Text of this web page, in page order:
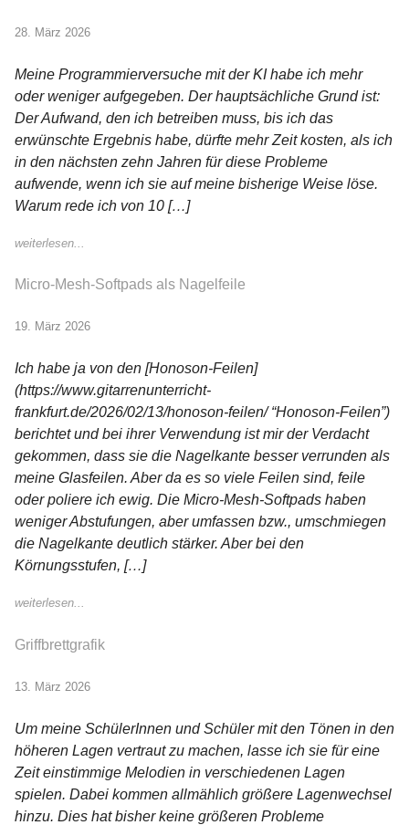
28. März 2026
Meine Programmierversuche mit der KI habe ich mehr
oder weniger aufgegeben. Der hauptsächliche Grund ist:
Der Aufwand, den ich betreiben muss, bis ich das
erwünschte Ergebnis habe, dürfte mehr Zeit kosten, als ich
in den nächsten zehn Jahren für diese Probleme
aufwende, wenn ich sie auf meine bisherige Weise löse.
Warum rede ich von 10 […]
weiterlesen...
Micro-Mesh-Softpads als Nagelfeile
19. März 2026
Ich habe ja von den [Honoson-Feilen]
(https://www.gitarrenunterricht-
frankfurt.de/2026/02/13/honoson-feilen/ “Honoson-Feilen”)
berichtet und bei ihrer Verwendung ist mir der Verdacht
gekommen, dass sie die Nagelkante besser verrunden als
meine Glasfeilen. Aber da es so viele Feilen sind, feile
oder poliere ich ewig. Die Micro-Mesh-Softpads haben
weniger Abstufungen, aber umfassen bzw., umschmiegen
die Nagelkante deutlich stärker. Aber bei den
Körnungsstufen, […]
weiterlesen...
Griffbrettgrafik
13. März 2026
Um meine SchülerInnen und Schüler mit den Tönen in den
höheren Lagen vertraut zu machen, lasse ich sie für eine
Zeit einstimmige Melodien in verschiedenen Lagen
spielen. Dabei kommen allmählich größere Lagenwechsel
hinzu. Dies hat bisher keine größeren Probleme